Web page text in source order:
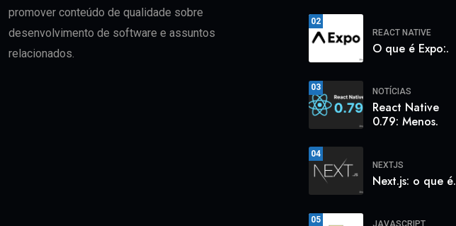
promover conteúdo de qualidade sobre
desenvolvimento de software e assuntos
relacionados.
02
REACT NATIVE
O que é Expo:.
03 NOTÍCIAS
React Native
0.79: Menos.
04
NEXTJS
Next.js: o que é.
05 JAVASCRIPT